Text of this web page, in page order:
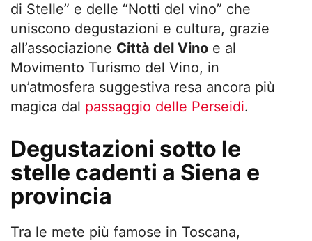
di Stelle” e delle “Notti del vino” che
uniscono degustazioni e cultura, grazie
all’associazione Città del Vino e al
Movimento Turismo del Vino, in
un’atmosfera suggestiva resa ancora più
magica dal passaggio delle Perseidi.
Degustazioni sotto le
stelle cadenti a Siena e
provincia
Tra le mete più famose in Toscana,